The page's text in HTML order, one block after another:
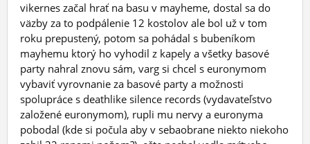
vikernes začal hrať na basu v mayheme, dostal sa do
väzby za to podpálenie 12 kostolov ale bol už v tom
roku prepustený, potom sa pohádal s bubeníkom
mayhemu ktorý ho vyhodil z kapely a všetky basové
party nahral znovu sám, varg si chcel s euronymom
vybaviť vyrovnanie za basové party a možnosti
spolupráce s deathlike silence records (vydavateľstvo
založené euronymom), rupli mu nervy a euronyma
pobodal (kde si počula aby v sebaobrane niekto niekoho